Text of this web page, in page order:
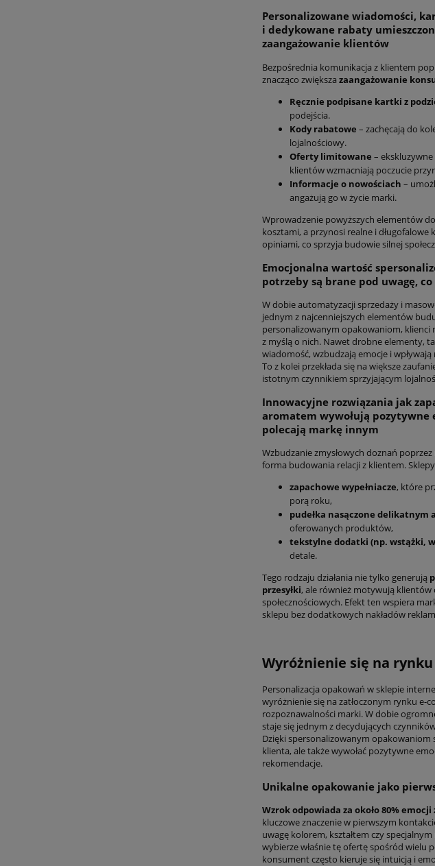
Personalizowane wiadomości,
i dedykowane rabaty
zaangażowanie klientów
Bezpośrednia komunikacja z klientem
znacząco zwiększa zaangażowanie
Ręcznie podpisane kartki z
podejścia.
Kody rabatowe – zachęcają do
lojalnościowy.
Oferty limitowane –
klientów wzmacniają poczucie
Informacje o nowościach –
angażują go w życie marki.
Wprowadzenie powyższych elementów
kosztami, a przynosi realne i
opiniami, co sprzyja budowie silnej
Emocjonalna wartość
potrzeby są brane pod uwagę,
W dobie automatyzacji sprzedaży i
jednym z najcenniejszych elementów
personalizowanym opakowaniom, klienci
z myślą o nich. Nawet drobne elementy,
wiadomość, wzbudzają emocje i wpływają
To z kolei przekłada się na większe
istotnym czynnikiem sprzyjającym
Innowacyjne rozwiązania jak
aromatem wywołują
polecają markę innym
Wzbudzanie zmysłowych doznań poprzez
forma budowania relacji z klientem.
zapachowe wypełniacze, które
porą roku,
pudełka nasączone delikatnym
oferowanych produktów,
tekstylne dodatki (np. wstążki,
detale.
Tego rodzaju działania nie tylko generują
przesyłki, ale również motywują klientów
społecznościowych. Efekt ten wspiera
sklepu bez dodatkowych nakładów
Wyróżnienie się na rynku
Personalizacja opakowań w sklepie
wyróżnienie się na zatłoczonym rynku e-
rozpoznawalności marki. W dobie
staje się jednym z decydujących
Dzięki spersonalizowanym
klienta, ale także wywołać pozytywne
rekomendacje.
Unikalne opakowanie jako
Wzrok odpowiada za około 80%
kluczowe znaczenie w pierwszym
uwagę kolorem, kształtem czy
wybierze właśnie tę ofertę spośród wielu
konsument często kieruje się intuicją i